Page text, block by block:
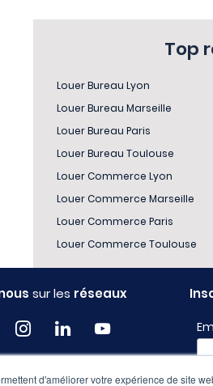
d'améliorer votre expérience de site
Top
Louer Bureau Lyon
Louer Bureau Marseille
Louer Bureau Paris
Louer Bureau Toulouse
Louer Commerce Lyon
Louer Commerce Marseille
Louer Commerce Paris
Louer Commerce Toulouse
sur les réseaux